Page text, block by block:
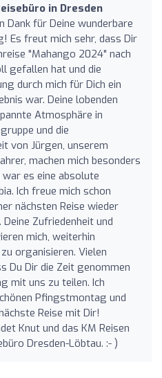
in Dresden
Dank für Deine wunderbare
Es freut mich sehr, dass Dir
"Mahango 2024" nach
gefallen hat und die
durch mich für Dich ein
war. Deine lobenden
Atmosphäre in
und die
von Jürgen, unserem
machen mich besonders
es eine absolute
Ich freue mich schon
nächsten Reise wieder
Zufriedenheit und
mich, weiterhin
organisieren. Vielen
Du Dir die Zeit genommen
mit uns zu teilen. Ich
Pfingstmontag und
Reise mit Dir!
Knut und das KM Reisen
Dresden-Löbtau. :- )